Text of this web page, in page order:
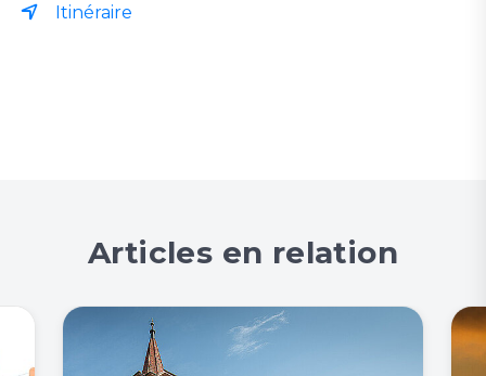
Itinéraire
Articles en relation